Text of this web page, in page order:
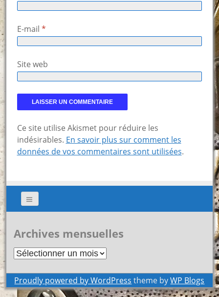
E-mail *
Site web
Ce site utilise Akismet pour réduire les
indésirables. En savoir plus sur comment les
données de vos commentaires sont utilisées.
Archives mensuelles
Archives
Proudly powered by WordPress theme byWP Blogs